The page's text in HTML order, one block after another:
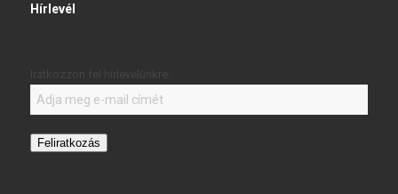
Hírlevél
Feliratkozás